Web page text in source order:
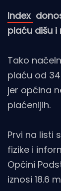
Index
plaću dišu i
Tako
plaću od
jer općina
plaćenijih.
Prvi na listi
fizike i
Općini
iznosi 18.6